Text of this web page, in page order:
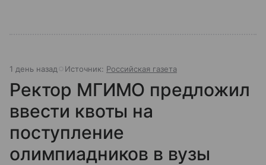
1 день назад Источник: Российская газета
Ректор МГИМО предложил
ввести квоты на
поступление
олимпиадников в вузы